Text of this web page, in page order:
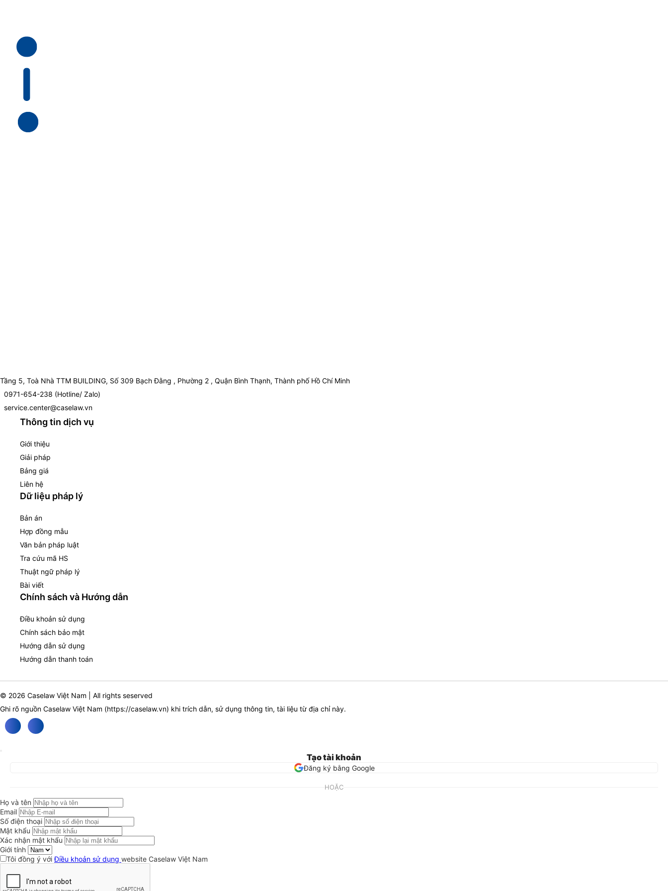
Tầng 5, Toà Nhà TTM BUILDING, Số 309 Bạch Đằng , Phường 2 , Quận Bình Thạnh, Thành phố Hồ Chí Minh
0971-654-238 (Hotline/ Zalo)
service.center@caselaw.vn
Thông tin dịch vụ
Giới thiệu
Giải pháp
Bảng giá
Liên hệ
Dữ liệu pháp lý
Bản án
Hợp đồng mẫu
Văn bản pháp luật
Tra cứu mã HS
Thuật ngữ pháp lý
Bài viết
Chính sách và Hướng dẫn
Điều khoản sử dụng
Chính sách bảo mật
Hướng dẫn sử dụng
Hướng dẫn thanh toán
© 2026 Caselaw Việt Nam | All rights seserved
Ghi rõ nguồn Caselaw Việt Nam (https://caselaw.vn) khi trích dẫn, sử dụng thông tin, tài liệu từ địa chỉ này.
Tạo tài khoản
Đăng ký bằng Google
HOẶC
Họ và tên
Email
Số điện thoại
Mật khẩu
Xác nhận mật khẩu
Giới tính
Tôi đồng ý vớiĐiều khoản sử dụng website Caselaw Việt Nam